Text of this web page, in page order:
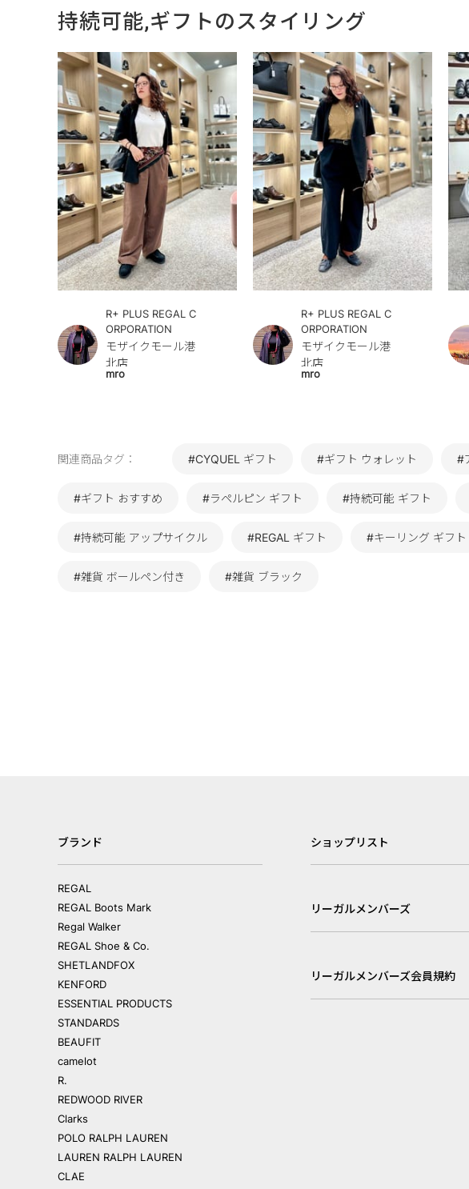
持続可能,ギフトのスタイリング
R+ PLUS REGAL C
ORPORATION
モザイクモール港
北店
mro
R+ PLUS REGAL C
ORPORATION
モザイクモール港
北店
mro
関連商品タグ： #CYQUEL ギフト #ギフト ウォレット #
#ギフト おすすめ #ラペルピン ギフト #持続可能 ギフト
#持続可能 アップサイクル #REGAL ギフト #キーリング ギフト
#雑貨 ボールペン付き #雑貨 ブラック
ブランド
REGAL
REGAL Boots Mark
Regal Walker
REGAL Shoe & Co.
SHETLANDFOX
KENFORD
ESSENTIAL PRODUCTS
STANDARDS
BEAUFIT
camelot
R.
REDWOOD RIVER
Clarks
POLO RALPH LAUREN
LAUREN RALPH LAUREN
CLAE
ショップリスト
リーガルメンバーズ
リーガルメンバーズ会員規約